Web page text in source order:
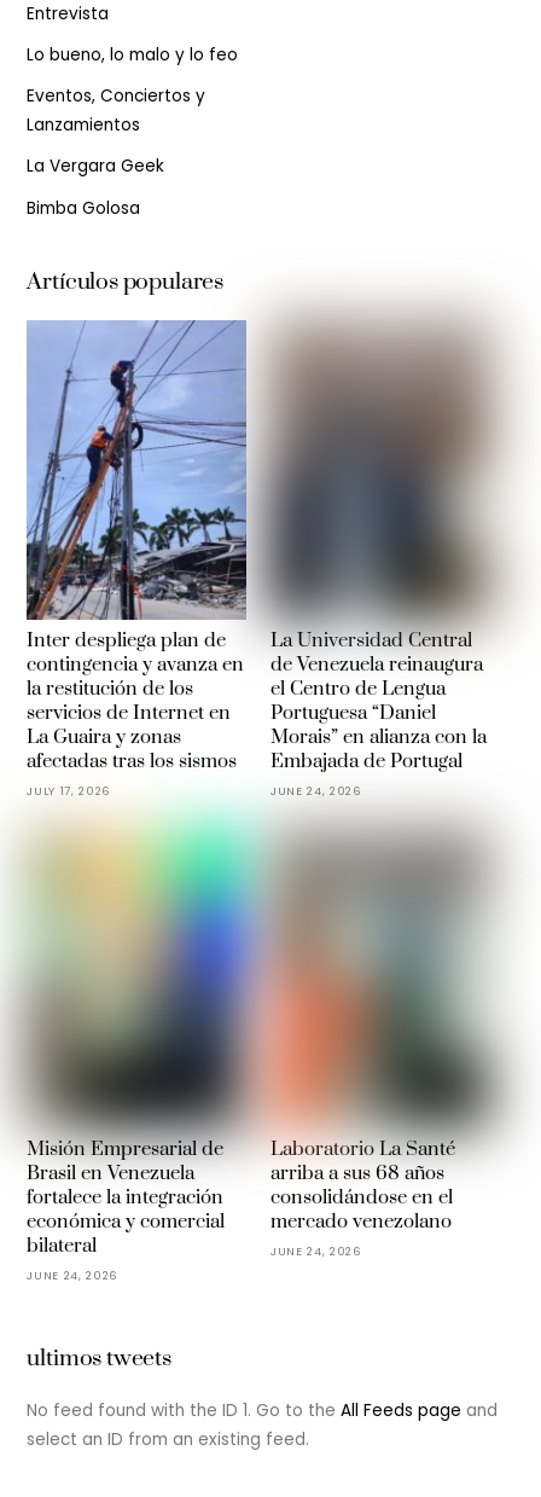
Entrevista
Lo bueno, lo malo y lo feo
Eventos, Conciertos y
Lanzamientos
La Vergara Geek
Bimba Golosa
Artículos populares
Inter despliega plan de
contingencia y avanza en
la restitución de los
servicios de Internet en
La Guaira y zonas
afectadas tras los sismos
JULY 17, 2026
La Universidad Central
de Venezuela reinaugura
el Centro de Lengua
Portuguesa “Daniel
Morais” en alianza con la
Embajada de Portugal
JUNE 24, 2026
Misión Empresarial de
Brasil en Venezuela
fortalece la integración
económica y comercial
bilateral
JUNE 24, 2026
Laboratorio La Santé
arriba a sus 68 años
consolidándose en el
mercado venezolano
JUNE 24, 2026
ultimos tweets
No feed found with the ID 1. Go to theAll Feeds page and
select an ID from an existing feed.